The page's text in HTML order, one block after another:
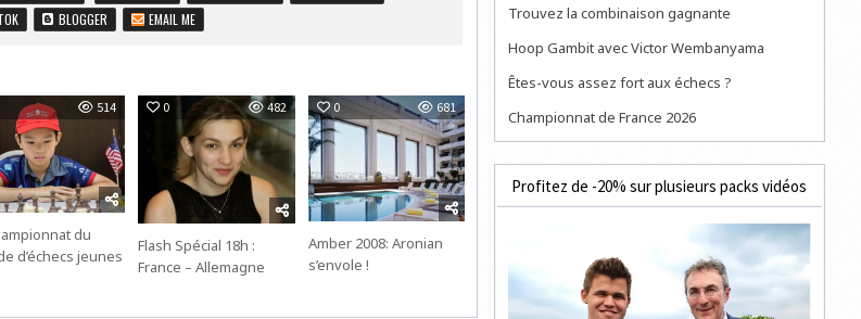
BLOGGER EMAIL ME
514
du
d’échecs jeunes
0 482
Flash Spécial 18h :
France – Allemagne
0 681
Amber 2008: Aronian
s’envole !
Trouvez la combinaison gagnante
Hoop Gambit avec Victor Wembanyama
Êtes-vous assez fort aux échecs ?
Championnat de France 2026
Profitez de -20% sur plusieurs packs vidéos